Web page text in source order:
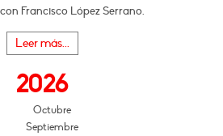
Francisco López Serrano.
Leer más...
2026
Octubre
Septiembre